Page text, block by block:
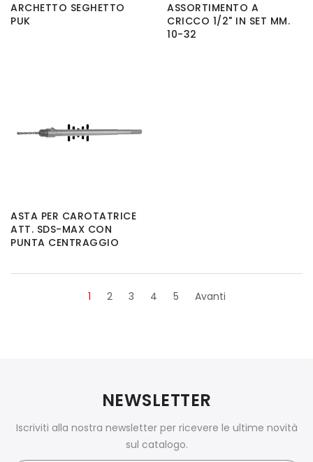
ARCHETTO SEGHETTO
PUK
ASSORTIMENTO A
CRICCO 1/2" IN SET MM.
10-32
ASTA PER CAROTATRICE
ATT. SDS-MAX CON
PUNTA CENTRAGGIO
1 2 3 4 5 Avanti
NEWSLETTER
Iscriviti alla nostra newsletter per ricevere le ultime novità
sul catalogo.